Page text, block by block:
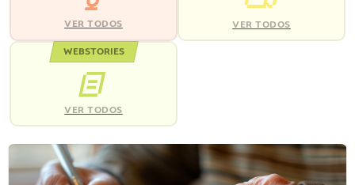
VER TODOS VER TODOS
WEBSTORIES
VER TODOS